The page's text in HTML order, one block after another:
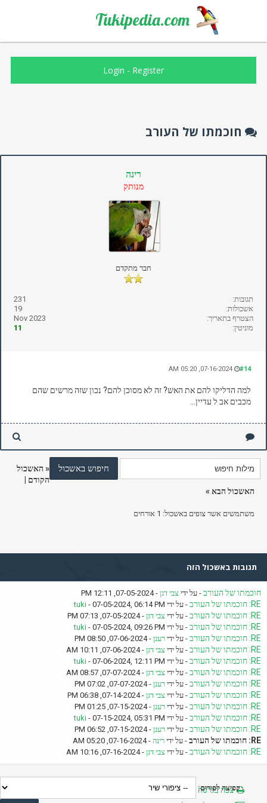
Tukipedia.com
Login - Register
חוכמתו של העורב
רינה
מנותק
חבר מתקדם
תגובות:
231
אשכולות:
19
הצטרף בתאריך:
Nov 2023
מוניטין:
11
#14
למה הדליקו להם את האש? זה לא מסוכן להם? נכון שזה מרשים שהם
מכבים אב ל עדיין...
« האשכול
הקודם
האשכול הבא »
משתמשים אשר צופים באשכול: 1 אורחים
תגובות באשכול הזה
חוכמתו של העורב - על ידי צבי דגן - 07-05-2024, 12:11 PM
RE: חוכמתו של העורב - על ידי tuki - 07-05-2024, 06:14 PM
RE: חוכמתו של העורב - על ידי צבי דגן - 07-05-2024, 07:13 PM
RE: חוכמתו של העורב - על ידי tuki - 07-05-2024, 09:26 PM
RE: חוכמתו של העורב - על ידי רענן - 07-06-2024, 08:50 PM
RE: חוכמתו של העורב - על ידי צבי דגן - 07-06-2024, 10:11 AM
RE: חוכמתו של העורב - על ידי tuki - 07-06-2024, 12:11 PM
RE: חוכמתו של העורב - על ידי צבי דגן - 07-07-2024, 08:57 AM
RE: חוכמתו של העורב - על ידי רענן - 07-07-2024, 07:02 PM
RE: חוכמתו של העורב - על ידי צבי דגן - 07-14-2024, 06:38 PM
RE: חוכמתו של העורב - על ידי רענן - 07-15-2024, 01:25 PM
RE: חוכמתו של העורב - על ידי tuki - 07-15-2024, 05:31 PM
RE: חוכמתו של העורב - על ידי רענן - 07-15-2024, 06:52 PM
RE: חוכמתו של העורב - על ידי רינה - 07-16-2024, 05:20 AM
RE: חוכמתו של העורב - על ידי צבי דגן - 07-16-2024, 10:16 AM
צפה בגרסה מותאמת להדפסה
קפיצה לפורום: